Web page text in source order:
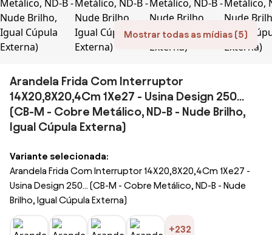
Mostrar todas as mídias (5)
Arandela Frida Com Interruptor
14X20,8X20,4Cm 1Xe27 - Usina Design 250...
(CB-M - Cobre Metálico, ND-B - Nude Brilho,
Igual Cúpula Externa)
Variante selecionada:
Arandela Frida Com Interruptor 14X20,8X20,4Cm 1Xe27 -
Usina Design 250... (CB-M - Cobre Metálico, ND-B - Nude
Brilho, Igual Cúpula Externa)
+232